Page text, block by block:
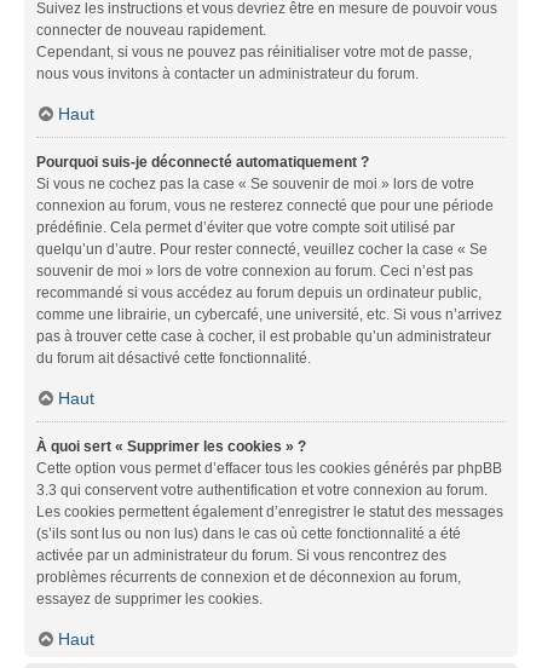
Suivez les instructions et vous devriez être en mesure de pouvoir vous
connecter de nouveau rapidement.
Cependant, si vous ne pouvez pas réinitialiser votre mot de passe,
nous vous invitons à contacter un administrateur du forum.
Haut
Pourquoi suis-je déconnecté automatiquement ?
Si vous ne cochez pas la case « Se souvenir de moi » lors de votre
connexion au forum, vous ne resterez connecté que pour une période
prédéfinie. Cela permet d’éviter que votre compte soit utilisé par
quelqu’un d’autre. Pour rester connecté, veuillez cocher la case « Se
souvenir de moi » lors de votre connexion au forum. Ceci n’est pas
recommandé si vous accédez au forum depuis un ordinateur public,
comme une librairie, un cybercafé, une université, etc. Si vous n’arrivez
pas à trouver cette case à cocher, il est probable qu’un administrateur
du forum ait désactivé cette fonctionnalité.
Haut
À quoi sert « Supprimer les cookies » ?
Cette option vous permet d’effacer tous les cookies générés par phpBB
3.3 qui conservent votre authentification et votre connexion au forum.
Les cookies permettent également d’enregistrer le statut des messages
(s’ils sont lus ou non lus) dans le cas où cette fonctionnalité a été
activée par un administrateur du forum. Si vous rencontrez des
problèmes récurrents de connexion et de déconnexion au forum,
essayez de supprimer les cookies.
Haut